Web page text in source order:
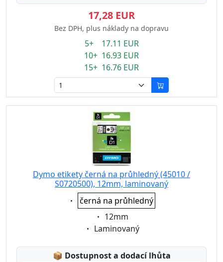
17,28 EUR
Bez DPH, plus náklady na dopravu
5+ 17.11 EUR
10+ 16.93 EUR
15+ 16.76 EUR
Dymo etikety černá na průhledný (45010 /
S0720500), 12mm, laminovaný
Eigenschaft:
černá na průhledný
Eigenschaft:
12mm
Eigenschaft:
Laminovaný
📦 Lagerstatus:
Dostupnost a dodací lhůta